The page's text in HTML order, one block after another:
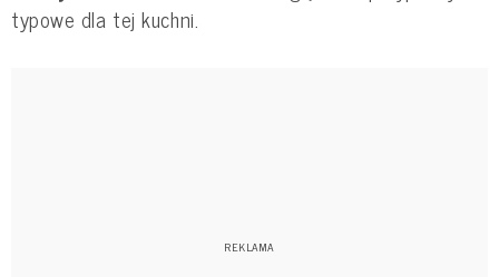
typowe dla tej kuchni.